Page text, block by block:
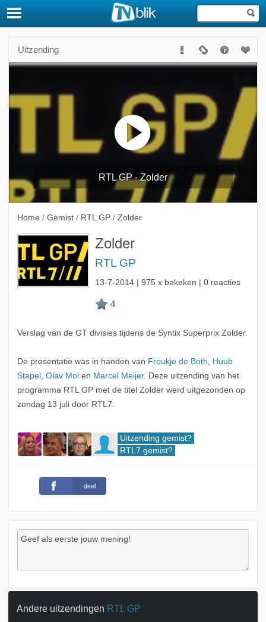
Uitzending
RTL GP - Zolder
Home / Gemist / RTL GP / Zolder
Zolder
RTL GP
13-7-2014| 975 x bekeken | 0 reacties
Verslag van de GT divisies tijdens de Syntix Superprix Zolder.
De presentatie was in handen van Froukje de Both, Huub
Stapel , Olav Mol en Marcel Meijer. Deze uitzending van het
programma RTL GP met de titel Zolder werd uitgezonden op
zondag 13 juli door RTL7.
Uitzending gemist?
RTL7 gemist?
deel
Andere uitzendingen RTL GP